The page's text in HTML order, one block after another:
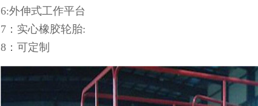
6:外伸式工作平台
7：实心橡胶轮胎:
8：可定制